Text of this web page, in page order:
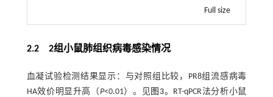
Full size
2.2 2组小鼠肺组织病毒感染情况
血凝试验检测结果显示：与对照组比较，PR8组流感病毒
HA效价明显升高（ P<0.01）。见图3。RT-qPCR法分析小鼠